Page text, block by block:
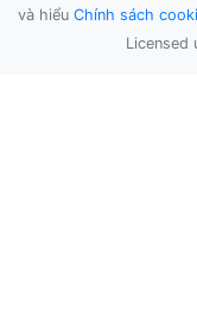
và hiểu Chính sách
Licensed